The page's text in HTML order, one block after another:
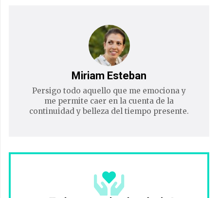
Miriam Esteban
Persigo todo aquello que me emociona y
me permite caer en la cuenta de la
continuidad y belleza del tiempo presente.